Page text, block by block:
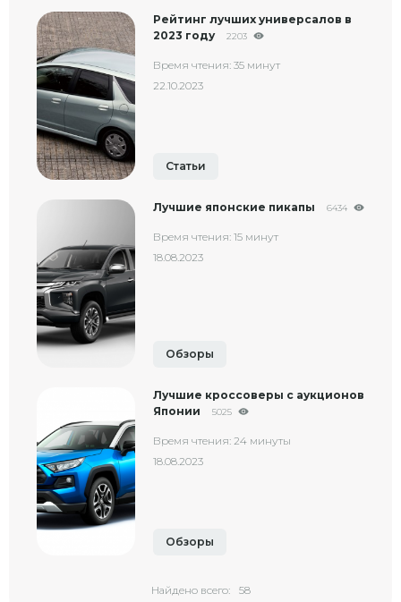
Рейтинг лучших универсалов в
2023 году
2203
Время чтения: 35 минут
22.10.2023
Статьи
Лучшие японские пикапы 6434
Время чтения: 15 минут
18.08.2023
Обзоры
Лучшие кроссоверы с аукционов
Японии
5025
Время чтения: 24 минуты
18.08.2023
Обзоры
Найдено всего: 58